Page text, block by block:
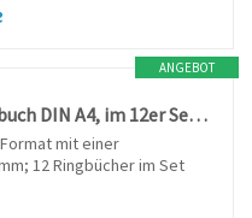
ANGEBOT
Idena 10426 - Ringbuch DIN A4, im 12er Set, 2-Ring-Mechanik mit 16 mm Durchmesser, 2 cm Rückenbreite, in 12 unterschiedlichen Farben, passend für ca. 30 Blatt mit 80 g/m²
mit einer
12 Ringbücher im Set